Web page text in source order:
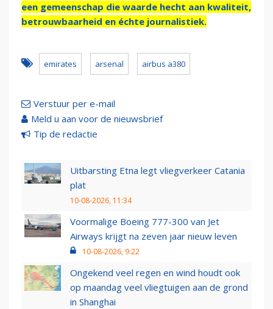
een gemeenschap die waarde hecht aan kwaliteit,
betrouwbaarheid en échte journalistiek.
emirates arsenal airbus a380
Verstuur per e-mail
Meld u aan voor de nieuwsbrief
Tip de redactie
Uitbarsting Etna legt vliegverkeer Catania
plat
10-08-2026, 11:34
Voormalige Boeing 777-300 van Jet
Airways krijgt na zeven jaar nieuw leven
10-08-2026, 9:22
Ongekend veel regen en wind houdt ook
op maandag veel vliegtuigen aan de grond
in Shanghai